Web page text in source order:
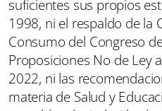
suficientes sus propios
1998, ni el respaldo de la
Consumo del Congreso
Proposiciones No de Ley
2022, ni las
materia de Salud y